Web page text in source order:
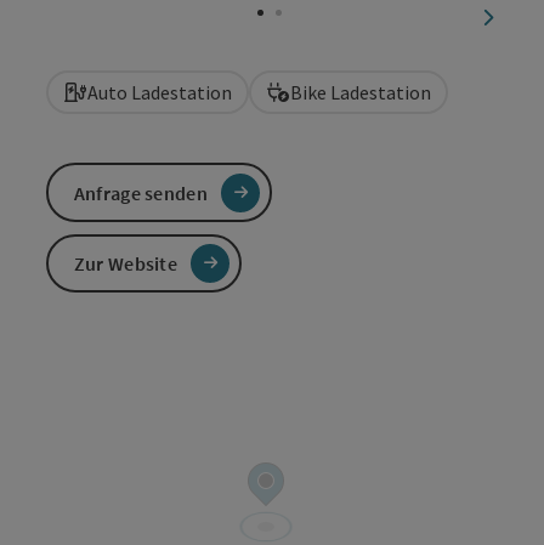
Auto Ladestation Bike Ladestation
Anfrage senden
Zur Website